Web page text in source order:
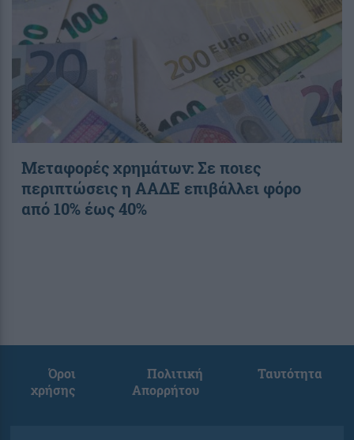
Μεταφορές χρημάτων: Σε ποιες
περιπτώσεις η ΑΑΔΕ επιβάλλει φόρο
από 10% έως 40%
Όροι
χρήσης
Πολιτική
Απορρήτου
Ταυτότητα